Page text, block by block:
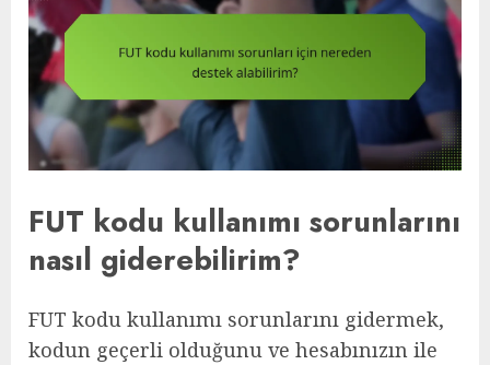
FUT kodu kullanımı sorunlarını
nasıl giderebilirim?
FUT kodu kullanımı sorunlarını gidermek,
kodun geçerli olduğunu ve hesabınızın ile